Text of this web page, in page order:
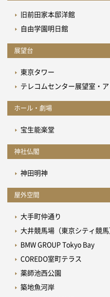
旧前田家本邸洋館
自由学園明日館
展望台
東京タワー
テレコムセンター展望室・
ホール・劇場
宝生能楽堂
神社仏閣
神田明神
屋外空間
大手町仲通り
大井競馬場（東京シティ競馬
BMW GROUP Tokyo Bay
COREDO室町テラス
薬師池西公園
築地魚河岸